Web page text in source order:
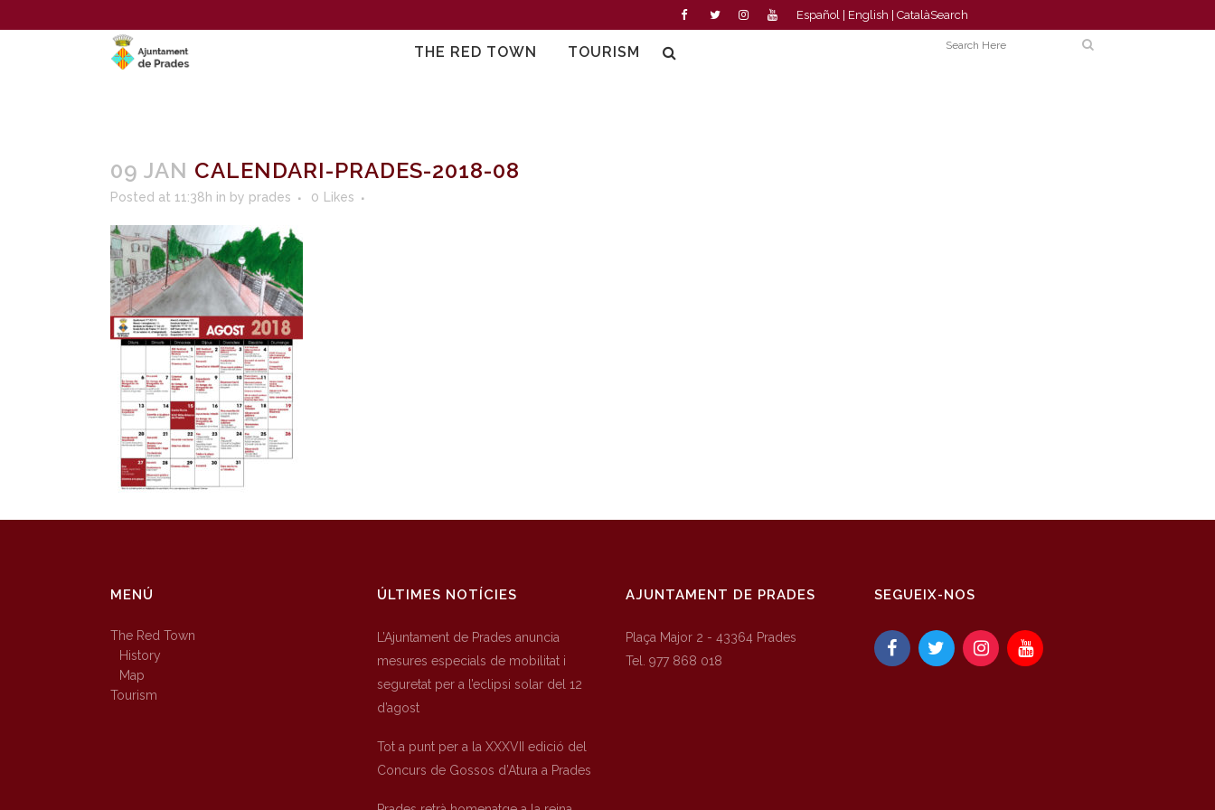
Español English CatalàSearch
THE RED TOWN TOURISM
09 JAN CALENDARI-PRADES-2018-08
Posted at 11:38h in by prades 0 Likes
MENÚ
The Red Town
History
Map
Tourism
ÚLTIMES NOTÍCIES
L’Ajuntament de Prades anuncia
mesures especials de mobilitat i
seguretat per a l’eclipsi solar del 12
d’agost
Tot a punt per a la XXXVII edició del
Concurs de Gossos d’Atura a Prades
AJUNTAMENT DE PRADES
Plaça Major 2 - 43364 Prades
Tel. 977 868 018
SEGUEIX-NOS